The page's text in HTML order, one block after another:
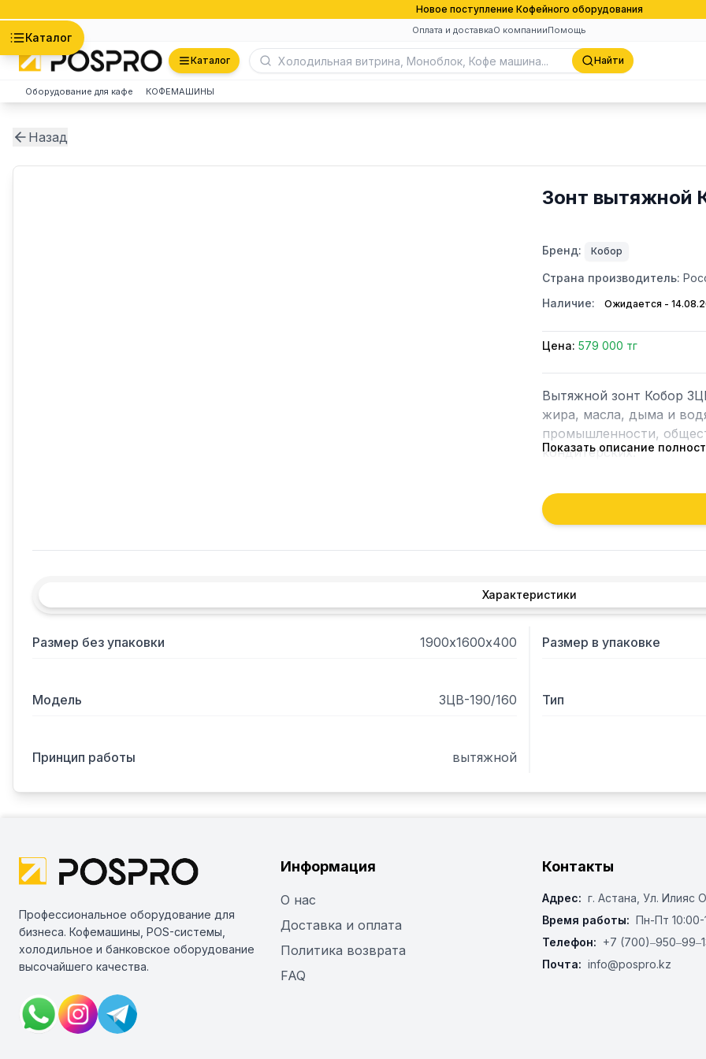
Новое поступление Кофейного оборудования
Оплата и доставкаО компанииПомощь
Каталог
Каталог Найти
Оборудование для кафе КОФЕМАШИНЫ
Назад
Зонт вытяжной
Бренд: Кобор
Страна производитель:
Наличие:
Ожидается -
Цена: 579 000 тг
Вытяжной зонт Кобор
жира, масла, дыма и
промышленности,
кондитерских.
- Прибор подключается
устанавливается над
- Зонт выполнен
основных компонентов:
в накопительные
- Зонт подключается к
- Подсветка, вырез
Показать описание
Характеристики
Размер без упаковки 1900х1600х400 Размер в упаковке
Модель ЗЦВ-190/160 Тип
Принцип работы вытяжной
Профессиональное оборудование для
бизнеса. Кофемашины, POS-системы,
холодильное и банковское оборудование
высочайшего качества.
Информация
О нас
Доставка и оплата
Политика возврата
FAQ
Контакты
Адрес: г. Астана, ​Ул. Илияс
Время работы: Пн-Пт 10:00-
Телефон: +7
Почта: info@pospro.kz